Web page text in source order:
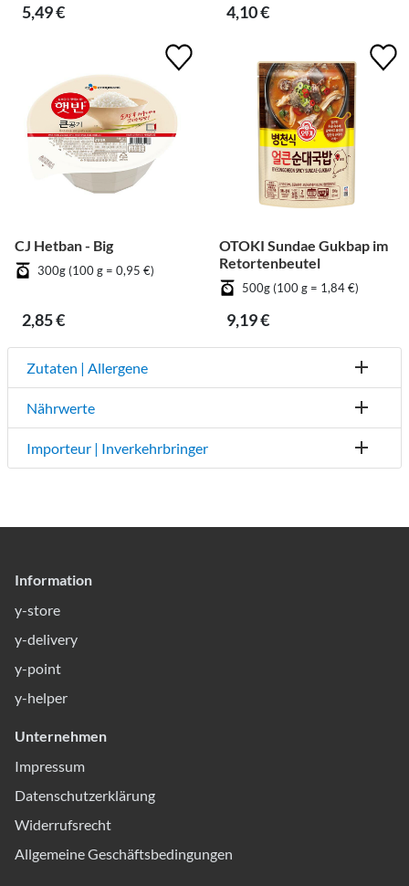
5,49 € 4,10 €
CJ Hetban - Big
300g (100 g = 0,95 €)
2,85 €
OTOKI Sundae Gukbap im
Retortenbeutel
500g (100 g = 1,84 €)
9,19 €
Zutaten | Allergene
Nährwerte
Importeur | Inverkehrbringer
Information
y-store
y-delivery
y-point
y-helper
Unternehmen
Impressum
Datenschutzerklärung
Widerrufsrecht
Allgemeine Geschäftsbedingungen